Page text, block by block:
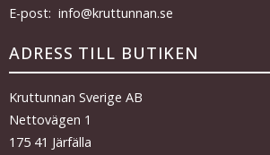
E-post: info@kruttunnan.se
ADRESS TILL BUTIKEN
Kruttunnan Sverige AB
Nettovägen 1
175 41 Järfälla